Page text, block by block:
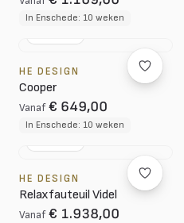
In Enschede: 10 weken
HE DESIGN
Cooper
Vanaf € 649,00
In Enschede: 10 weken
HE DESIGN
Relaxfauteuil Videl
Vanaf € 1.938,00